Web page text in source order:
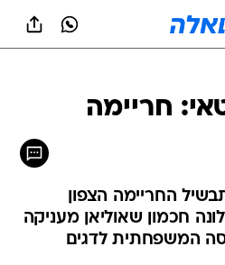
חריימה
החריימה הצפון
חכמון שאוליאן מעניקה
המשפחתית לדגים